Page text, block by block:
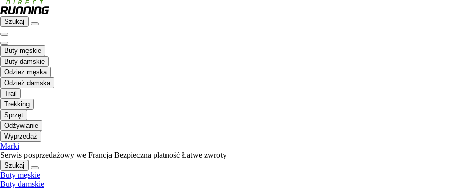
Szukaj
Buty męskie
Buty damskie
Odzież męska
Odzież damska
Trail
Trekking
Sprzęt
Odżywianie
Wyprzedaż
Marki
Serwis posprzedażowy we Francja Bezpieczna płatność Łatwe zwroty
Szukaj
Buty męskie
Buty damskie